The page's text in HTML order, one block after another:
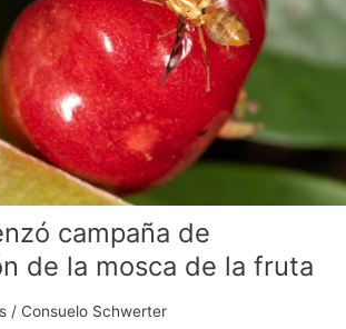
campaña de
de la mosca de la fruta
/ Consuelo Schwerter